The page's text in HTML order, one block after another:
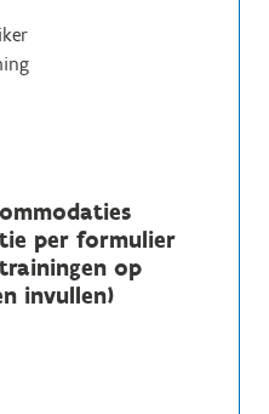
per formulier
op
invullen)